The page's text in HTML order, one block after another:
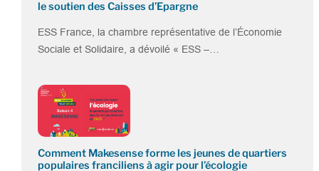
le soutien des Caisses d’Epargne
ESS France, la chambre représentative de l’Économie
Sociale et Solidaire, a dévoilé « ESS –…
Comment Makesense forme les jeunes de quartiers
populaires franciliens à agir pour l’écologie